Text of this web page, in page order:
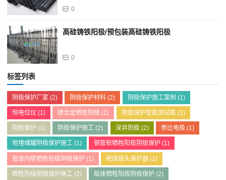
0
高硅铸铁阳极/预包装高硅铸铁阳极
0
标签列表
阴极保护厂家 (2) 阴极保护材料 (2) 阴极保护施工案例 (1)
恒电位仪 (1) 镁合金牺牲阳极 (2) 阴极保护智能测试桩(1)
阴极保护 (1) 阴极保护施工 (2) 深井阳极 (2) 参比电极 (1)
地埋储罐阴极保护施工 (1) 钢管桩牺牲阳极阴极保护 (1)
管道内壁牺牲阳极阴极保护 (1) 绝缘接头保护器 (1)
牺牲阳极阴极保护施工 (2) 船体牺牲阳极阴极保护 (2)